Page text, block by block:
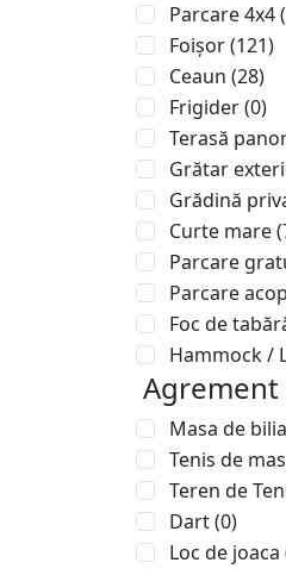
Parcare 4x4
Foișor(121)
Ceaun (28)
Frigider(0)
Terasă
Grătar
Grădină
Curte mare
Parcare
Parcare
Foc de
Hammock /
Agrement
Masa de
Tenis de
Teren de
Dart(0)
Loc de joaca